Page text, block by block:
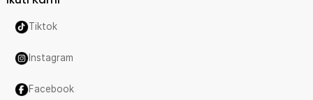
Tiktok
Instagram
Facebook